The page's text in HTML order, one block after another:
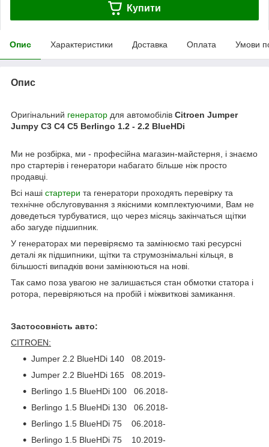
Купити
Опис Характеристики Доставка Оплата Умови
Опис
Оригінальний генератор для автомобілів Citroen Jumper
Jumpy С3 С4 С5 Berlingo 1.2 - 2.2 BlueHDi
Ми не розбірка, ми - професійна магазин-майстерня, і знаємо
про стартерів і генератори набагато більше ніж просто
продавці.
Всі наші стартери та генератори проходять перевірку та
технічне обслуговування з якісними комплектуючими, Вам не
доведеться турбуватися, що через місяць закінчаться щітки
або загуде підшипник.
У генераторах ми перевіряємо та замінюємо такі ресурсні
деталі як підшипники, щітки та струмознімальні кільця, в
більшості випадків вони замінюються на нові.
Так само поза увагою не залишається стан обмотки статора і
ротора, перевіряються на пробій і міжвиткові замикання.
Застосовність авто:
CITROEN:
Jumper 2.2 BlueHDi 140 08.2019-
Jumper 2.2 BlueHDi 165 08.2019-
Berlingo 1.5 BlueHDi 100 06.2018-
Berlingo 1.5 BlueHDi 130 06.2018-
Berlingo 1.5 BlueHDi 75 06.2018-
Berlingo 1.5 BlueHDi 75 10.2019-